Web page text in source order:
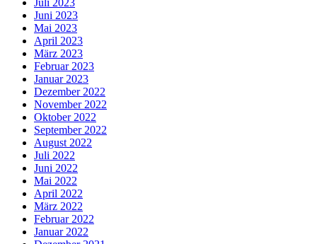
Juli 2023
Juni 2023
Mai 2023
April 2023
März 2023
Februar 2023
Januar 2023
Dezember 2022
November 2022
Oktober 2022
September 2022
August 2022
Juli 2022
Juni 2022
Mai 2022
April 2022
März 2022
Februar 2022
Januar 2022